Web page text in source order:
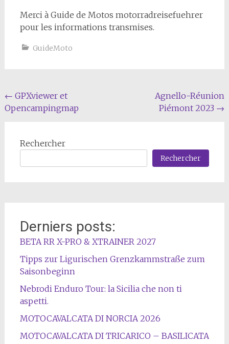
Merci à Guide de Motos motorradreisefuehrer
pour les informations transmises.
GuideMoto
Navigation
de
← GPXviewer et
Opencampingmap
Agnello-Réunion
Piémont 2023 →
Rechercher
Rechercher
Derniers posts:
BETA RR X-PRO & XTRAINER 2027
Tipps zur Ligurischen Grenzkammstraße zum
Saisonbeginn
Nebrodi Enduro Tour: la Sicilia che non ti
aspetti.
MOTOCAVALCATA DI NORCIA 2026
MOTOCAVALCATA DI TRICARICO – BASILICATA